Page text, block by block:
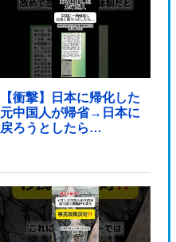
【衝撃】日本に帰化した
元中国人が帰省→日本に
戻ろうとしたら…